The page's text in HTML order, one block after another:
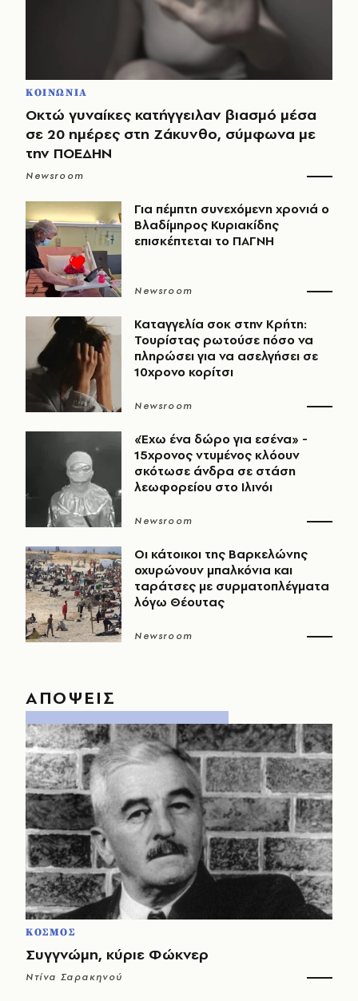
ΚΟΙΝΩΝΙΑ
Οκτώ γυναίκες κατήγγειλαν βιασμό μέσα
σε 20 ημέρες στη Ζάκυνθο, σύμφωνα με
την ΠΟΕΔΗΝ
Newsroom
Για πέμπτη συνεχόμενη χρονιά ο
Βλαδίμηρος Κυριακίδης
επισκέπτεται το ΠΑΓΝΗ
Newsroom
Καταγγελία σοκ στην Κρήτη:
Τουρίστας ρωτούσε πόσο να
πληρώσει για να ασελγήσει σε
10χρονο κορίτσι
Newsroom
«Έχω ένα δώρο για εσένα» -
15χρονος ντυμένος κλόουν
σκότωσε άνδρα σε στάση
λεωφορείου στο Ιλινόι
Newsroom
Οι κάτοικοι της Βαρκελώνης
οχυρώνουν μπαλκόνια και
ταράτσες με συρματοπλέγματα
λόγω Θέουτας
Newsroom
ΑΠΟΨΕΙΣ
ΚΟΣΜΟΣ
Συγγνώμη, κύριε Φώκνερ
Ντίνα Σαρακηνού